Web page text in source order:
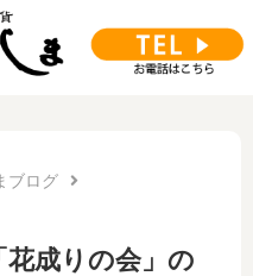
ブログ
成りの会」の